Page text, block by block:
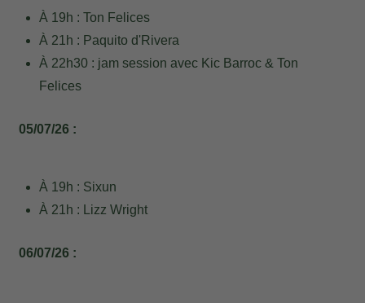
À 19h : Ton Felices
À 21h : Paquito d'Rivera
À 22h30 : jam session avec Kic Barroc & Ton
Felices
05/07/26 :
À 19h : Sixun
À 21h : Lizz Wright
06/07/26 :